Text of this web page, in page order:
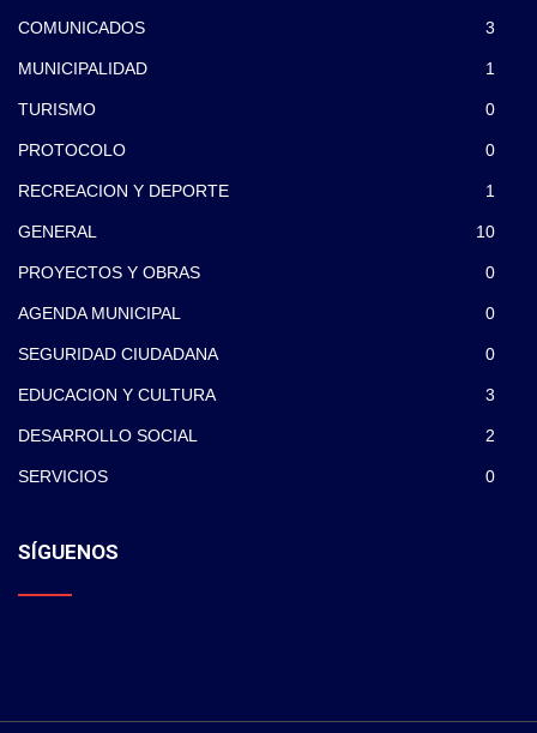
COMUNICADOS 3
MUNICIPALIDAD 1
TURISMO 0
PROTOCOLO 0
RECREACION Y DEPORTE 1
GENERAL 10
PROYECTOS Y OBRAS 0
AGENDA MUNICIPAL 0
SEGURIDAD CIUDADANA 0
EDUCACION Y CULTURA 3
DESARROLLO SOCIAL 2
SERVICIOS 0
SÍGUENOS